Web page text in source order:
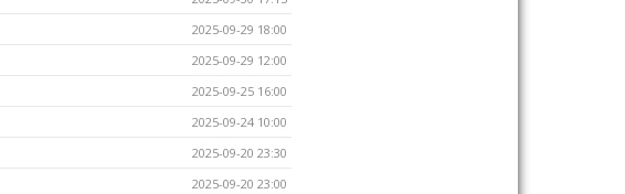
2025-09-29 18:00
2025-09-29 12:00
2025-09-25 16:00
2025-09-24 10:00
2025-09-20 23:30
2025-09-20 23:00